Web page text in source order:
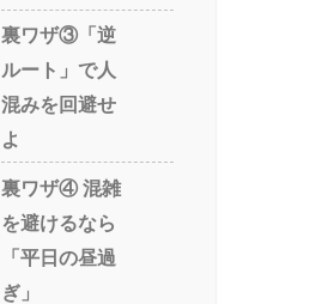
裏ワザ③「逆
ルート」で人
混みを回避せ
よ
裏ワザ④ 混雑
を避けるなら
「平日の昼過
ぎ」